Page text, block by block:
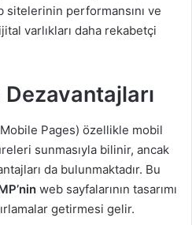
sitelerinin performansını ve
varlıkları daha rekabetçi
Dezavantajları
Pages) özellikle mobil
sunmasıyla bilinir, ancak
da bulunmaktadır. Bu
web sayfalarının tasarımı
getirmesi gelir.